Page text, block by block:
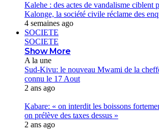
Kalehe : des actes de vandalisme ciblent
Kalonge, la société civile réclame des
4 semaines ago
SOCIETE
SOCIETE
Show More
A la une
Sud-Kivu: le nouveau Mwami de la
connu le 17 Aout
2 ans ago
Kabare: « on interdit les boissons
on prélève des taxes dessus »
2 ans ago